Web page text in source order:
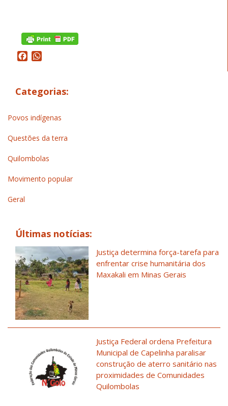
Facebook
Categorias:
Povos indígenas
Questões da terra
Quilombolas
Movimento popular
Geral
Últimas notícias:
Justiça determina força-tarefa para
enfrentar crise humanitária dos
Maxakali em Minas Gerais
Justiça Federal ordena Prefeitura
Municipal de Capelinha paralisar
construção de aterro sanitário nas
proximidades de Comunidades
Quilombolas